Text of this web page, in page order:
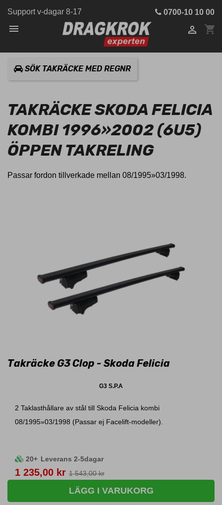
Support v-dagar 8-17 0700-10 10 00
 shopping_cart

SÖK TAKRÄCKE MED REGNR
TAKRÄCKE SKODA FELICIA
KOMBI 1996»2002 (6U5)
ÖPPEN TAKRELING
Passar fordon tillverkade mellan 08/1995»03/1998.
Takräcke G3 Clop - Skoda Felicia
G3 S.P.A
2 Taklasthållare av stål till Skoda Felicia kombi
08/1995»03/1998 (Passar ej Facelift-modeller).
20+ Leverans 2-5dagar
Pris
1 235,00 kr 1 543,00 kr
LÄGG I VARUKORG